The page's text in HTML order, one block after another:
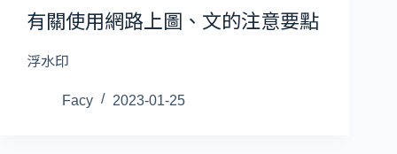
有關使用網路上圖、文的注意要點
浮水印
Facy 2023-01-25